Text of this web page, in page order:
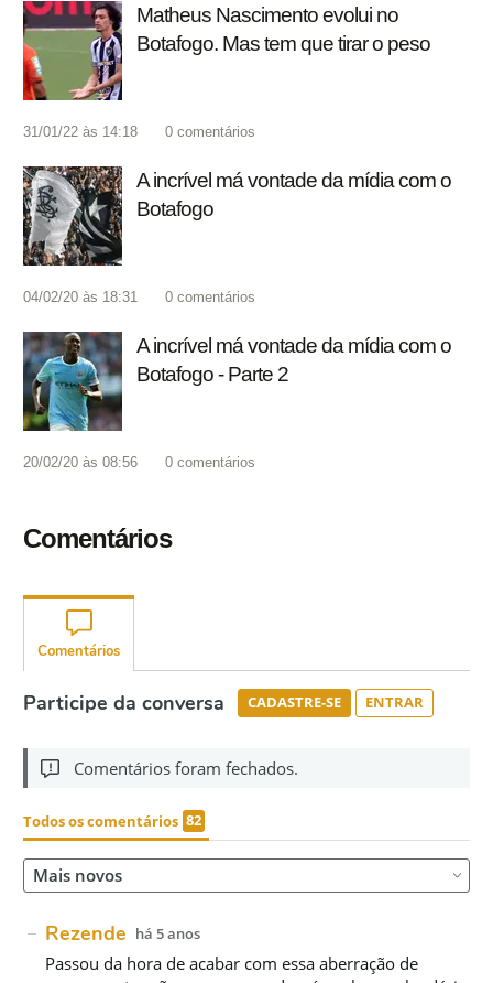
Matheus Nascimento evolui no
Botafogo. Mas tem que tirar o peso
31/01/22 às 14:18 0 comentários
A incrível má vontade da mídia com o
Botafogo
04/02/20 às 18:31 0 comentários
A incrível má vontade da mídia com o
Botafogo - Parte 2
20/02/20 às 08:56 0 comentários
Comentários